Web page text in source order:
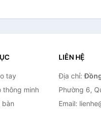
tay
thông minh
LIÊN HỆ
Địa chỉ:
Phường 6,
Email: